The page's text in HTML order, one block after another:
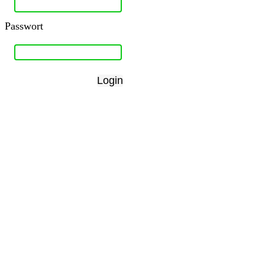
Passwort